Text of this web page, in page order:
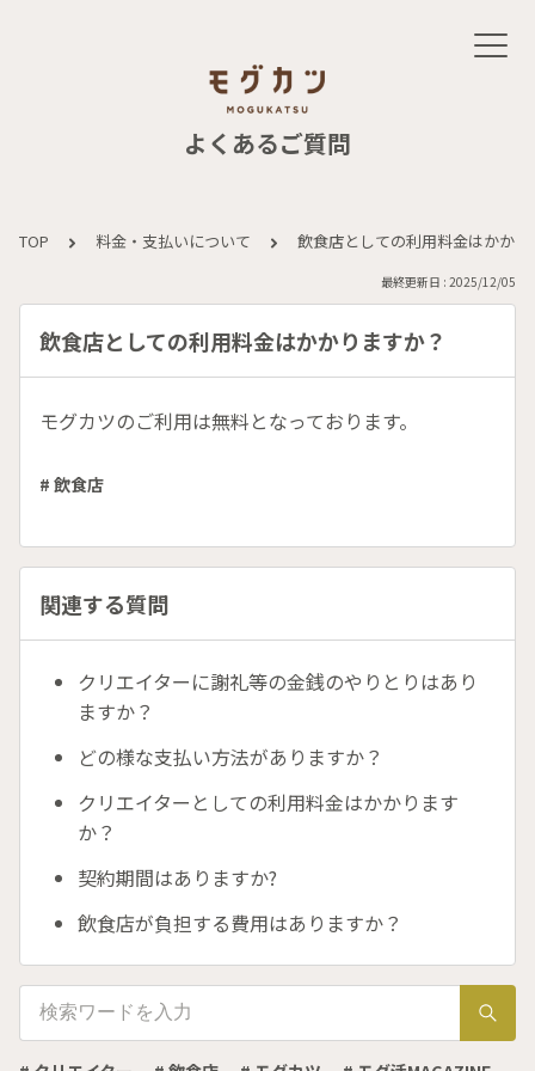
よくあるご質問
TOP 料金・支払いについて 飲食店としての利用料金はかか
最終更新日 : 2025/12/05
飲食店としての利用料金はかかりますか？
モグカツのご利用は無料となっております。
# 飲食店
関連する質問
クリエイターに謝礼等の金銭のやりとりはあり
ますか？
どの様な支払い方法がありますか？
クリエイターとしての利用料金はかかります
か？
契約期間はありますか?
飲食店が負担する費用はありますか？